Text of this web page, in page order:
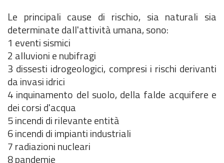
Le principali cause di rischio, sia naturali sia
determinate dall'attività umana, sono:
1 eventi sismici
2 alluvioni e nubifragi
3 dissesti idrogeologici, compresi i rischi derivanti
da invasi idrici
4 inquinamento del suolo, della falde acquifere e
dei corsi d'acqua
5 incendi di rilevante entità
6 incendi di impianti industriali
7 radiazioni nucleari
8 pandemie